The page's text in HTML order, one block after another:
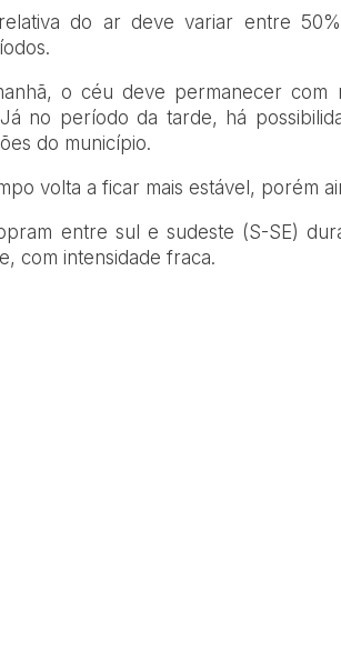
do ar deve variar entre
o céu deve permanecer com
Já no período da tarde, há
do município.
volta a ficar mais estável, porém
entre sul e sudeste (S-SE)
com intensidade fraca.